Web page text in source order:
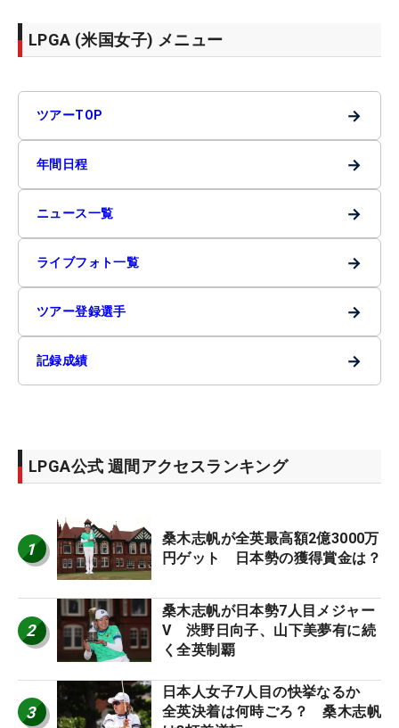
LPGA (米国女子) メニュー
ツアーTOP →
年間日程 →
ニュース一覧 →
ライブフォト一覧 →
ツアー登録選手 →
記録成績 →
LPGA公式 週間アクセスランキング
1
桑木志帆が全英最高額2億3000万
円ゲット 日本勢の獲得賞金は？
2
桑木志帆が日本勢7人目メジャー
V 渋野日向子、山下美夢有に続
く全英制覇
3
日本人女子7人目の快挙なるか
全英決着は何時ごろ？ 桑木志帆